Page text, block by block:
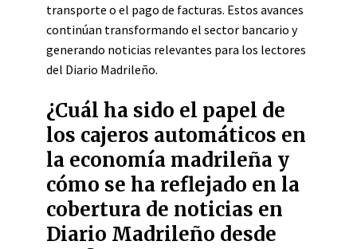
transporte o el pago de facturas. Estos avances
continúan transformando el sector bancario y
generando noticias relevantes para los lectores
del Diario Madrileño.
¿Cuál ha sido el papel de
los cajeros automáticos en
la economía madrileña y
cómo se ha reflejado en la
cobertura de noticias en
Diario Madrileño desde